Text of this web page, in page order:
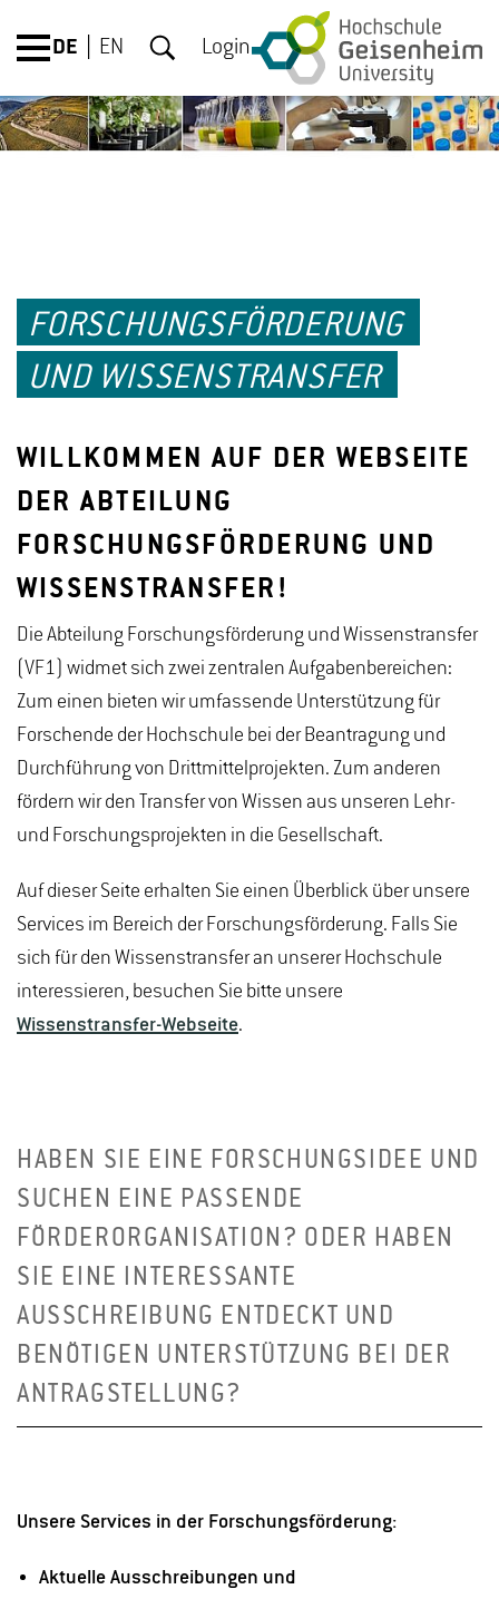
DE EN Login
FORSCHUNGSFÖRDERUNG
UND WISSENSTRANSFER
WILLKOMMEN AUF DER WEBSEITE
DER ABTEILUNG
FORSCHUNGSFÖRDERUNG UND
WISSENSTRANSFER!
Die Abteilung Forschungsförderung und Wissenstransfer
(VF1) widmet sich zwei zentralen Aufgabenbereichen:
Zum einen bieten wir umfassende Unterstützung für
Forschende der Hochschule bei der Beantragung und
Durchführung von Drittmittelprojekten. Zum anderen
fördern wir den Transfer von Wissen aus unseren Lehr-
und Forschungsprojekten in die Gesellschaft.
Auf dieser Seite erhalten Sie einen Überblick über unsere
Services im Bereich der Forschungsförderung. Falls Sie
sich für den Wissenstransfer an unserer Hochschule
interessieren, besuchen Sie bitte unsere
Wissenstransfer-Webseite.
HABEN SIE EINE FORSCHUNGSIDEE UND
SUCHEN EINE PASSENDE
FÖRDERORGANISATION? ODER HABEN
SIE EINE INTERESSANTE
AUSSCHREIBUNG ENTDECKT UND
BENÖTIGEN UNTERSTÜTZUNG BEI DER
ANTRAGSTELLUNG?
Unsere Services in der Forschungsförderung:
Aktuelle Ausschreibungen und